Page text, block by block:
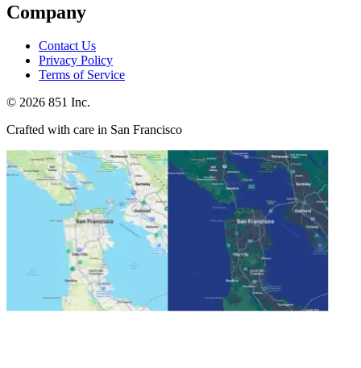
Company
Contact Us
Privacy Policy
Terms of Service
© 2026 851 Inc.
Crafted with care in San Francisco